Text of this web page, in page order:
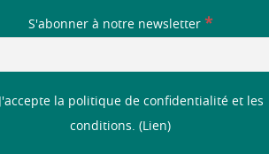
S'abonner à notre newsletter *
J'accepte la politique de confidentialité et les
conditions. ( Lien)